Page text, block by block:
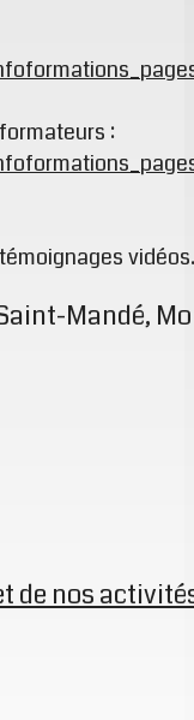
:
vidéos.
Mandé,
de nos